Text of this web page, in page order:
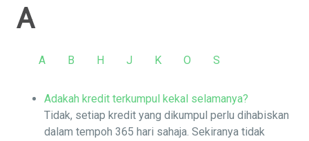
A
A B H J K O S
Adakah kredit terkumpul kekal selamanya?
Tidak, setiap kredit yang dikumpul perlu dihabiskan
dalam tempoh 365 hari sahaja. Sekiranya tidak